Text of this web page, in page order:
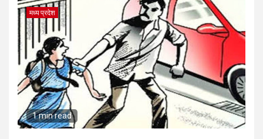
मध्य प्रदेश
1 min read